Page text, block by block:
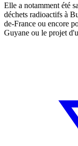
Elle a notamment été
déchets radioactifs à
de-France ou encore
Guyane ou le projet